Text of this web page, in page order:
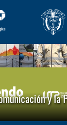
y la